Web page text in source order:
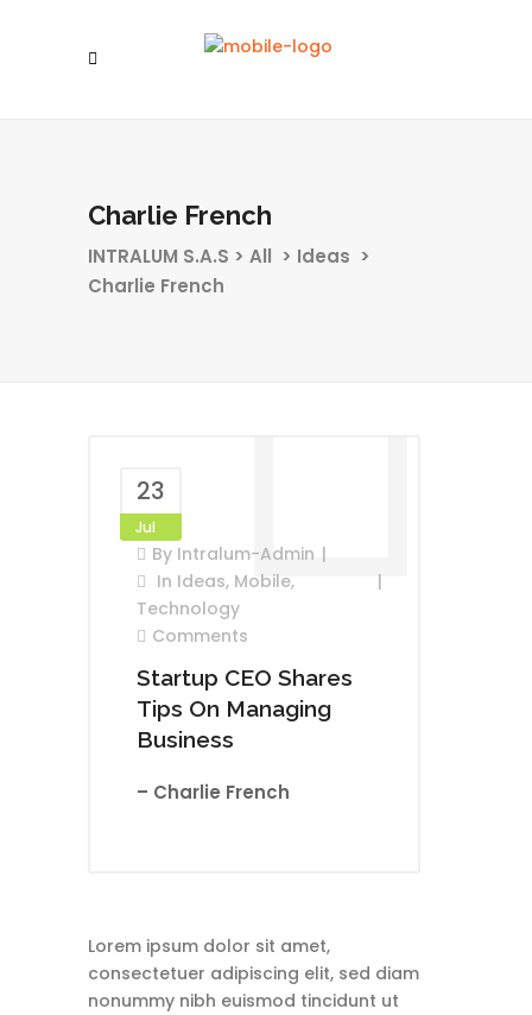
Charlie French
INTRALUM S.A.S > All > Ideas >
Charlie French
23
Jul
By Intralum-Admin
In Ideas, Mobile,
Technology
Comments
Startup CEO Shares
Tips On Managing
Business
– Charlie French
Lorem ipsum dolor sit amet,
consectetuer adipiscing elit, sed diam
nonummy nibh euismod tincidunt ut